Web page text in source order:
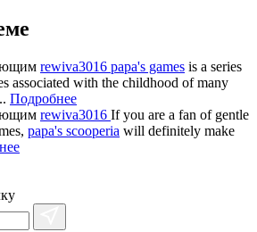
rewiva3016 papa's games is a series
associated with the childhood of many
Подробнее
rewiva3016 If you are a fan of gentle
papa's scooperia will definitely make